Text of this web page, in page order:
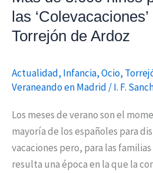
las
Torrejón de Ardoz
Actualidad, Infancia,Ocio,
Veraneando en Madrid/I. F.
Los meses de verano son el
mayoría de los españoles para
vacaciones pero, para las
resulta una época en la que la
las
‘Colevacaciones’
2023
Torrejón
de